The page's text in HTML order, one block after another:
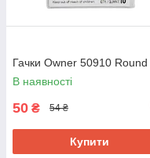
Гачки Owner 50910 Round
В наявності
50 ₴ 54 ₴
Купити